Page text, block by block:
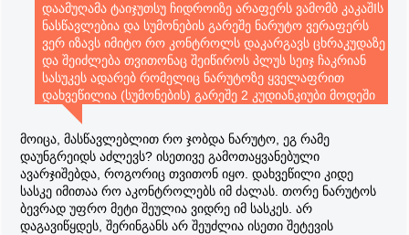
დაამუღამა ტაიჯუთსუ ჩიდროიზე არაფერს ვამომბ კაკაშIს
ნასწავლებია და სუმონების გარეშე ნარუტო ვერაფერს
ვერ იზავს იმიტო რო კონტროლს დაკარგავს ცხრაკუდაზე
და შეიძლება თვითონაც შეიწიროს პლუს სეიჯ ჩაკრიან
სასუკეს ადარებ რომელიც ნარუტოზე ყველაფრით
დახვეწილია (სუმონების) გარეშე 2 კუდიანკიუბი მოდეში
ბრძOლა გაუქაჩა და რა დარჩა ეხლა შენ ტქვი მეორე
დნოეზე არ თქვქვა მეტია ნარუტო სასკეზეო მითუმეტეს
კიშიმ თვითონვე დაგვანახაბრძოლის დროს რო არც თუ
ისე სლაბად უწევდა მეტოქეობას ნარუტო
მოიცა, მასწავლებლით რო ჯობდა ნარუტო, ეგ რამე
დაუნგრეიდს აძლევს? ისეთივე გამოთაყვანებული
ავარჯიშებდა, როგორიც თვითონ იყო. დახვეწილი კიდე
სასკე იმითაა რო აკონტროლებს იმ ძალას. თორე ნარუტოს
ბევრად უფრო მეტი შეულია ვიდრე იმ სასკეს. არ
დაგავიწყდეს, შერინგანს არ შეუძლია ისეთი შეტევის